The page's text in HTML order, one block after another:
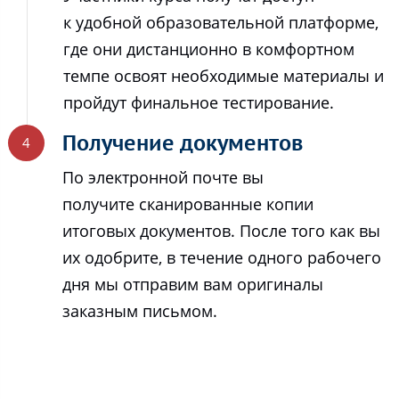
к удобной образовательной платформе,
где они дистанционно в комфортном
темпе освоят необходимые материалы и
пройдут финальное тестирование.
Получение документов
По электронной почте вы
получите сканированные копии
итоговых документов. После того как вы
их одобрите, в течение одного рабочего
дня мы отправим вам оригиналы
заказным письмом.